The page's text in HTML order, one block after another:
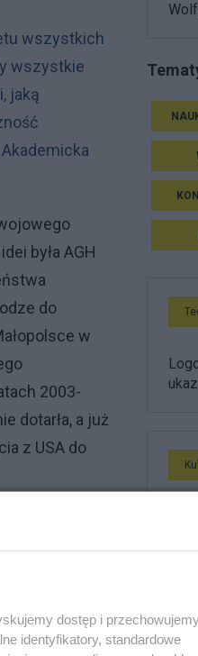
wszystkich
wszystkie
jaką
była AGH
do
w
2003-
dotarła, a już
z USA do
którego rola
kraju.
programem
Blogi
dostęp i
identyfikatory, standardowe